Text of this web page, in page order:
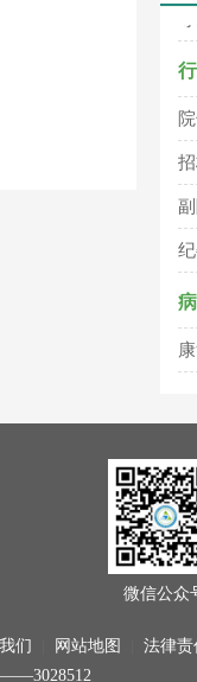
挂
微信公众
——3028512
们 网站地图 |法律责